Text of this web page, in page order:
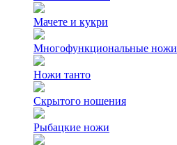
Мачете и кукри
Многофункциональные ножи
Ножи танто
Скрытого ношения
Рыбацкие ножи